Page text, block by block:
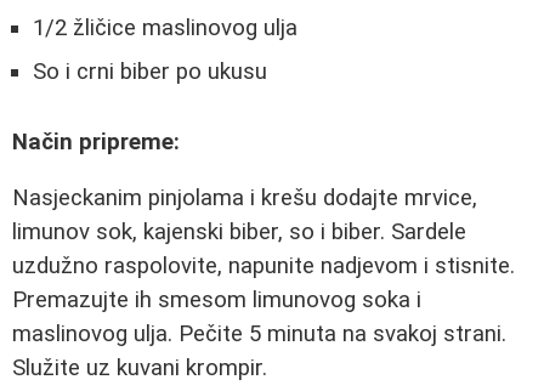
1/2 žličice maslinovog ulja
So i crni biber po ukusu
Način pripreme:
Nasjeckanim pinjolama i krešu dodajte mrvice,
limunov sok, kajenski biber, so i biber. Sardele
uzdužno raspolovite, napunite nadjevom i stisnite.
Premazujte ih smesom limunovog soka i
maslinovog ulja. Pečite 5 minuta na svakoj strani.
Služite uz kuvani krompir.